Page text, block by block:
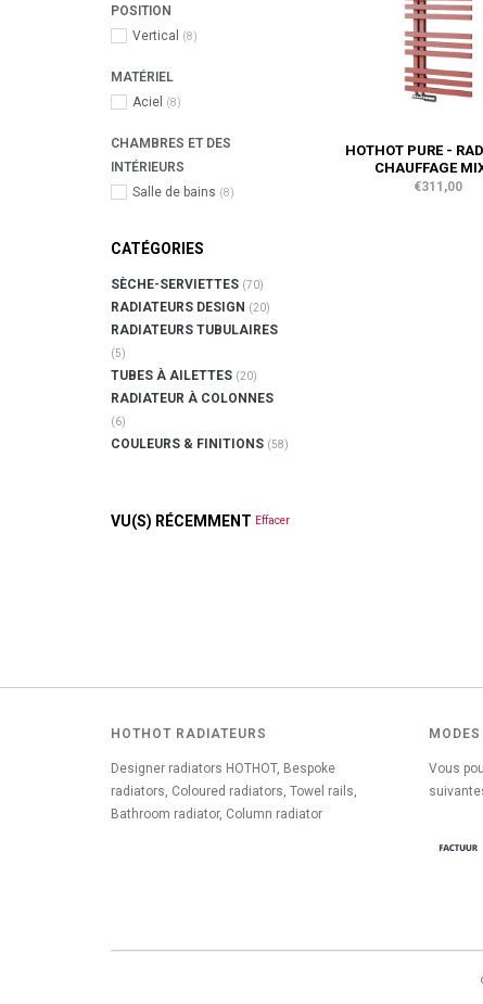
POSITION
Vertical
(8)
MATÉRIEL
Aciel
(8)
CHAMBRES ET DES
INTÉRIEURS
Salle de bains (8)
CATÉGORIES
SÈCHE-SERVIETTES (70)
RADIATEURS DESIGN (20)
RADIATEURS TUBULAIRES
(5)
TUBES À AILETTES (20)
RADIATEUR À COLONNES
(6)
COULEURS & FINITIONS (58)
VU(S) RÉCEMMENT Effacer
HOTHOT PURE -
CHAUFFAGE
€311,00
HOTHOT RADIATEURS
Designer radiators HOTHOT, Bespoke
radiators, Coloured radiators, Towel rails,
Bathroom radiator, Column radiator
Vous